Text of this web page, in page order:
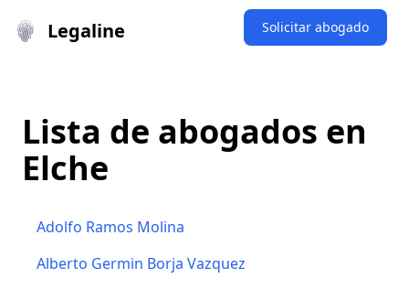
Legaline Solicitar abogado
Lista de abogados en
Elche
Adolfo Ramos Molina
Alberto Germin Borja Vazquez